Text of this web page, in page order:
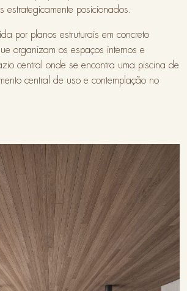
estrategicamente posicionados.
por planos estruturais em concreto
organizam os espaços internos e
central onde se encontra uma piscina de
central de uso e contemplação no